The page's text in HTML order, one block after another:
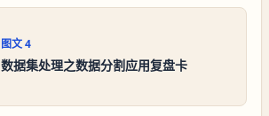
图文4
数据集处理之数据分割应用复盘卡